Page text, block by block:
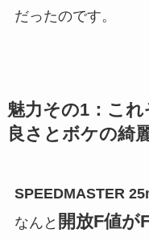
だったのです。
魅力その1：こ
良さとボケの綺
SPEEDMASTER
なんと 開放F値が